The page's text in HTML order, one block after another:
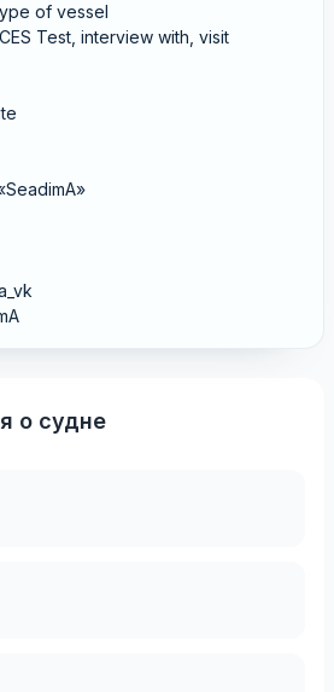
of vessel
Test, interview with, visit
о судне